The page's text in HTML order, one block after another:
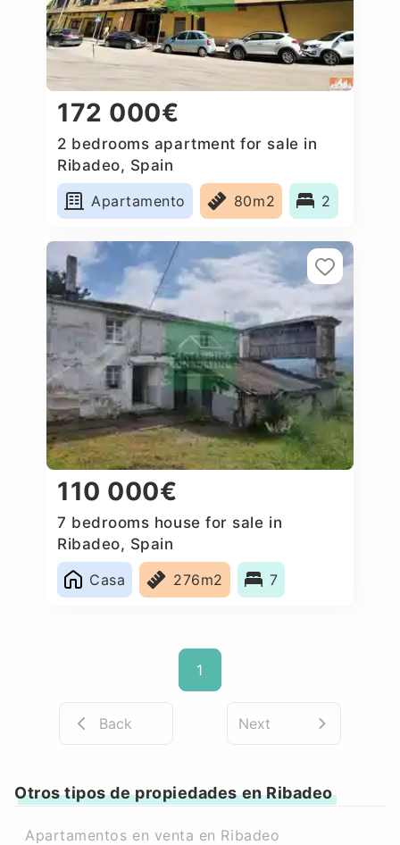
172 000€
2 bedrooms apartment for sale in
Ribadeo, Spain
Apartamento
80m2 2
110 000€
7 bedrooms house for sale in
Ribadeo, Spain
Casa
276m2 7
1
Back Next
Otros tipos de propiedades en Ribadeo
Apartamentos en venta en Ribadeo